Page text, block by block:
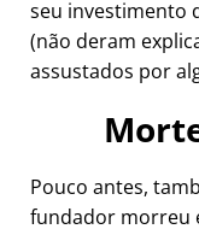
seu investimento
(não deram
assustados por
Pouco antes,
fundador morreu